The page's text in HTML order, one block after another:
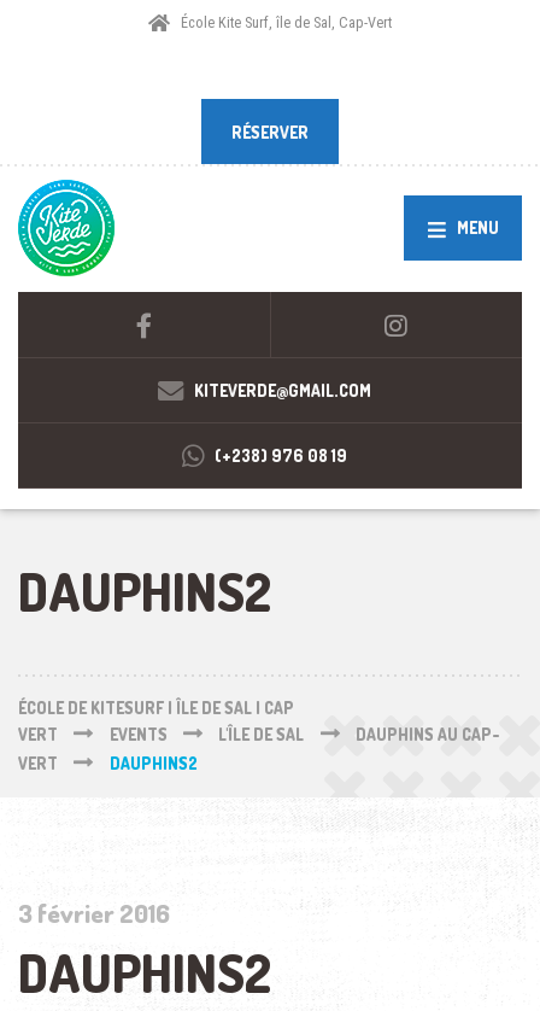
École Kite Surf, île de Sal, Cap-Vert
RÉSERVER
MENU
KITEVERDE@GMAIL.COM
(+238) 976 08 19
DAUPHINS2
ÉCOLE DE KITESURF | ÎLE DE SAL | CAP
VERT
EVENTS L'ÎLE DE SAL
DAUPHINS AU CAP-
VERT
DAUPHINS2
3 février 2016
DAUPHINS2